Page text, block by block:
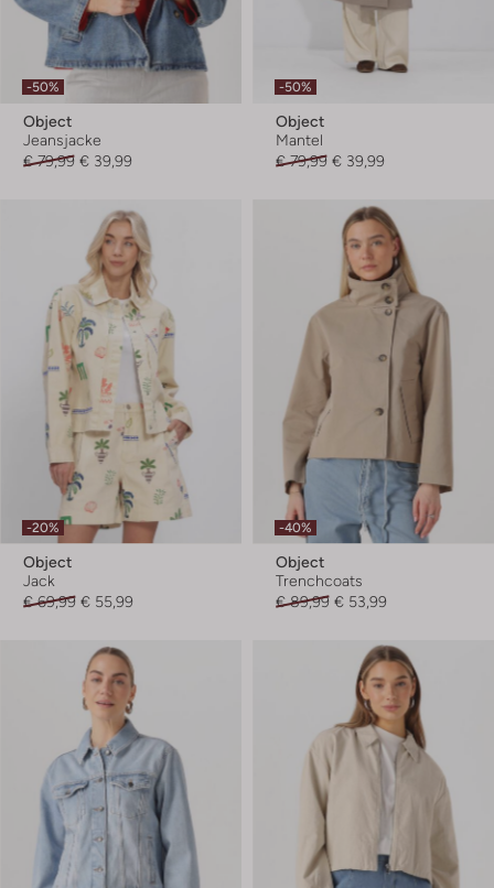
-50%
Object
Jeansjacke
€ 79,99 € 39,99
-50%
Object
Mantel
€ 79,99 € 39,99
-20%
Object
Jack
€ 69,99 € 55,99
-40%
Object
Trenchcoats
€ 89,99 € 53,99